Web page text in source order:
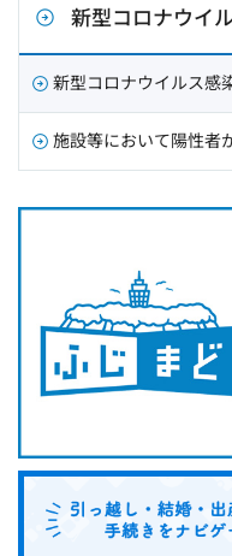
新型コロナウイ
新型コロナウイルス感
施設等において陽性者